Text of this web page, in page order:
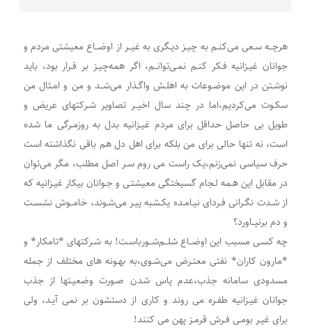
هرچــه سـعی می‌کنـم به چیـز دیـگری به غیــر از اوضــاع معیشتی مردم و
جوانان غیـزانیه فـکر کنـم نمـی‌توانــم، اگر همه‌چیـز بر قـرار بود، باید
نوشـتن در این موضـوعات به اهلـش واگـذار می‌شــد و من و امـثال من
سکـوت می‌کردیم،اما در چند سال اخیــر تصاویر شـرکتهای عریض و
طویل بی حاصل حداقل برای مردم غیـزانیه بدل به روزمـرگی ما شده
است، نه تنها حالی برای من بلکه برای اهل دل هم باقی نگذاشته است
حرف سیاسی نمی‌زنم،یک راست می روم سـر اصل مطلب، مگر می‌توان
در مقابل این هـمه لـجام‌ گسیختگی معیشتـی و جـوانان بیکار غیـزانیه که
از شـدت نگـرانی فـردای نیـامـده یکـشبه پیـر می‌شـوند، خامــوش نشسـت
و دم برنیــاورد؟
چه کسـی مسبب این اوضــاع شلــم‌شــورباسـت! به شـرکتهای *تامکار* و
*مارون کاران* نفتی معتـرض می‌شـوی،به بهـونه های مختلف از جمله
مسدودی سامانه جذب،عدم پاس شدن صـورت وضعیـتها از جذب
جوانان غیـزانیه طفـره می روند و کاری از دستشون بر نمی آیـد، ولی
برای غیـر بومـی فـرش قرمـز پهن می کنند!